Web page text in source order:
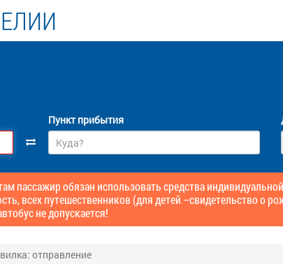
Пункт прибытия
пассажир обязан использовать средства
всех путешественников (для детей –свидетельство о
не допускается!
отправление